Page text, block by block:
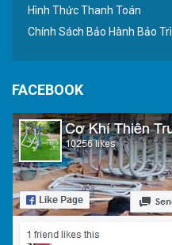
Hình Thức Thanh Toán
Chính Sách Bảo Hành Bảo Trì
FACEBOOK